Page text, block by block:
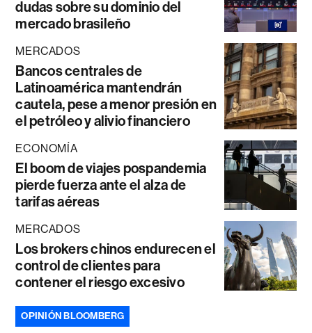
dudas sobre su dominio del
mercado brasileño
MERCADOS
Bancos centrales de
Latinoamérica mantendrán
cautela, pese a menor presión en
el petróleo y alivio financiero
ECONOMÍA
El boom de viajes pospandemia
pierde fuerza ante el alza de
tarifas aéreas
MERCADOS
Los brokers chinos endurecen el
control de clientes para
contener el riesgo excesivo
OPINIÓN BLOOMBERG